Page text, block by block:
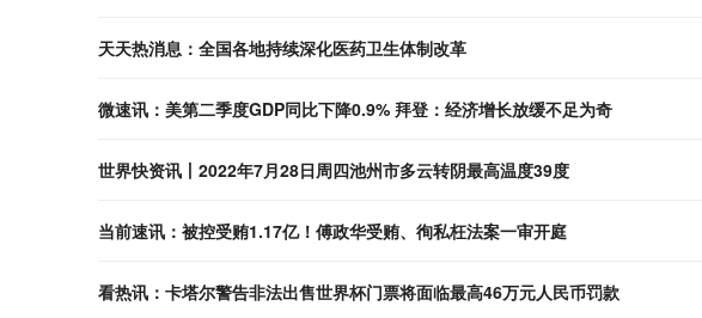
天天热消息：全国各地持续深化医药卫生体制改革
微速讯：美第二季度GDP同比下降0.9% 拜登：经济增长放缓不足为奇
世界快资讯丨2022年7月28日周四池州市多云转阴最高温度39度
当前速讯：被控受贿1.17亿！傅政华受贿、徇私枉法案一审开庭
看热讯：卡塔尔警告非法出售世界杯门票将面临最高46万元人民币罚款